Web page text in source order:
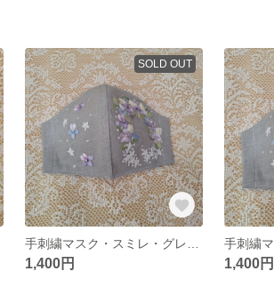
SOLD OUT
1,400円 1,400円